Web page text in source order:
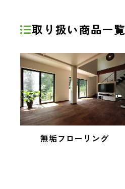
取り扱い商品一覧
無垢フローリング